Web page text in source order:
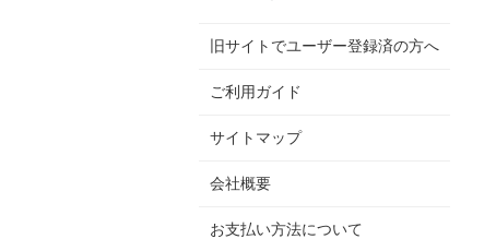
旧サイトでユーザー登録済の方へ
ご利用ガイド
サイトマップ
会社概要
お支払い方法について